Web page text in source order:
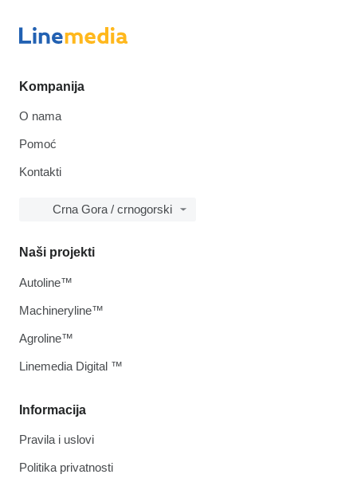
Kompanija
O nama
Pomoć
Kontakti
Crna Gora / crnogorski
Informacija
Pravila i uslovi
Politika privatnosti
Naši projekti
Autoline™
Machineryline™
Agroline™
Linemedia Digital ™